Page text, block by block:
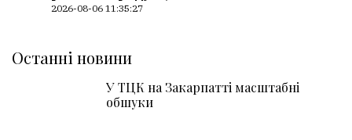
2026-08-06 11:35:27
Останні новини
У ТЦК на Закарпатті масштабні
обшуки